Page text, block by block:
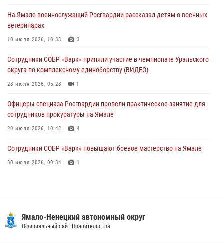
Сотрудники СОБР «Варк» повышают боевое мастерство на Ямале
30 июля 2026, 09:34 1
Офицеры спецназа Росгвардии провели практическое занятие для
сотрудников прокуратуры на Ямале
29 июля 2026, 10:42 4
На Ямале военнослужащий Росгвардии рассказал детям о военных
ветеринарах
10 июля 2026, 10:33 3
Сотрудники СОБР «Варк» приняли участие в чемпионате Уральского
округа по комплексному единоборству (ВИДЕО)
28 июля 2026, 05:28 1
Офицеры спецназа Росгвардии провели практическое занятие для
сотрудников прокуратуры на Ямале
29 июля 2026, 10:42 4
Сотрудники СОБР «Варк» повышают боевое мастерство на Ямале
30 июля 2026, 09:34 1
18 июля 2026, 09:36 3
«Росгвардия. Вехи истории»: войска правопорядка на охране
стратегических объектов поверженной Германии (видео)
Ямало-Ненецкий автономный округ
Официальный сайт Правительства